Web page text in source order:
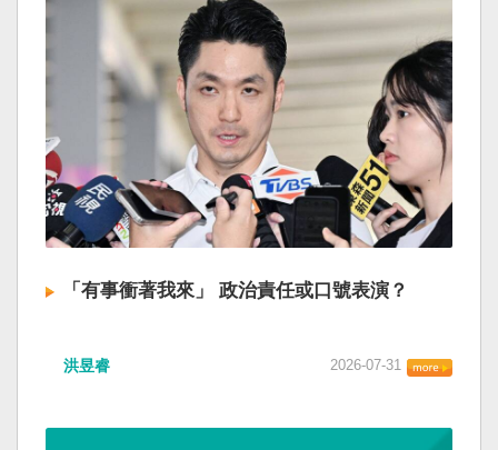
「有事衝著我來」 政治責任或口號表演？
洪昱睿 2026-07-31